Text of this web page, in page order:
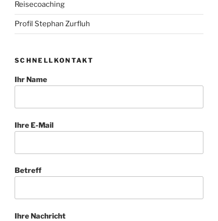
Reisecoaching
Profil Stephan Zurfluh
SCHNELLKONTAKT
Ihr Name
Ihre E-Mail
Betreff
Ihre Nachricht